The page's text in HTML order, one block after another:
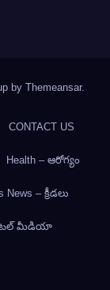
by Themeansar.
CONTACT US
Health – ఆరోగ్యం
News – క్రీడలు
మీడియా